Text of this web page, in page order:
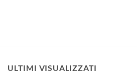
ULTIMI VISUALIZZATI